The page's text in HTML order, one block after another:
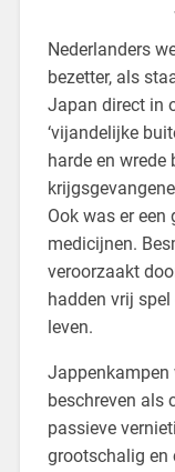
Nederlanders
bezetter, als
Japan direct in
‘vijandelijke
harde en
Ook was er een
medicijnen.
veroorzaakt
hadden vrij
leven.
Jappenkampen
beschreven als
passieve
grootschalig en